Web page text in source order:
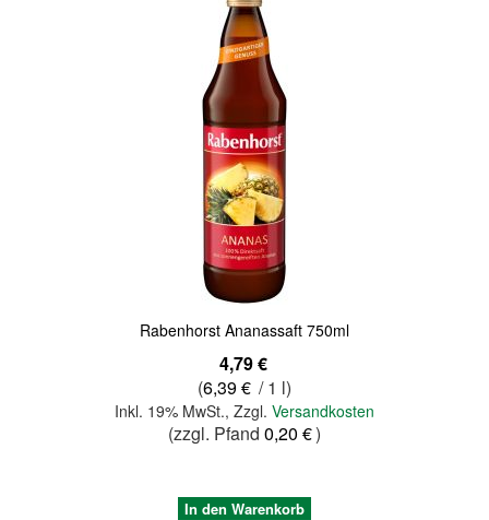
Rabenhorst Ananassaft 750ml
4,79 €
(6,39 € / 1 l)
Inkl. 19% MwSt., Zzgl. Versandkosten
(zzgl. Pfand 0,20 €)
In den Warenkorb